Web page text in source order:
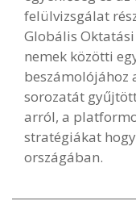
felülvizsgálat
Globális
nemek közötti
beszámolójához
sorozatát
arról, a
stratégiákat
országában.